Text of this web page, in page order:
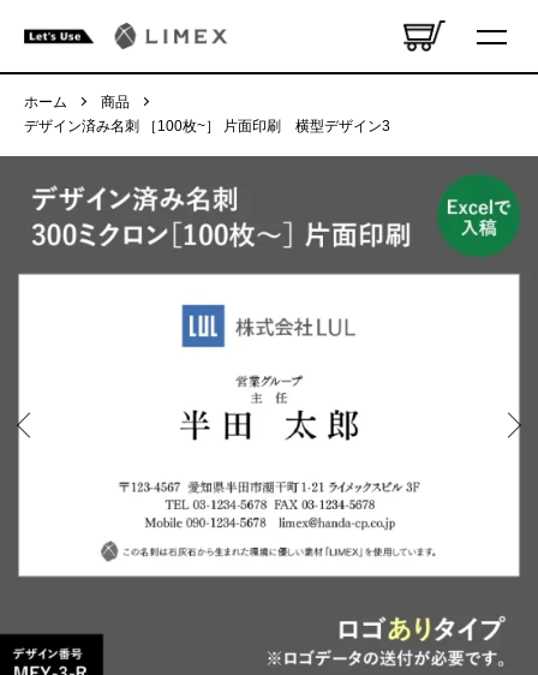
ホーム
商品
デザイン済み名刺 ［100枚~］ 片面印刷 横型デザイン3